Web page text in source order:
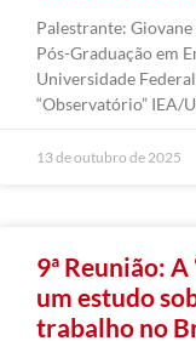
Palestrante:
Pós-Graduação em
Universidade
“Observatório” IEA/
13 de outubro de 2025
9ª Reunião:
um estudo
trabalho no